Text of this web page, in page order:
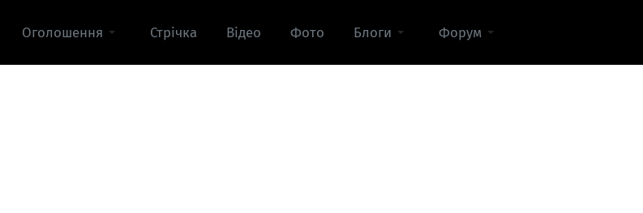
Оголошення Стрічка Відео Фото Блоги Форум